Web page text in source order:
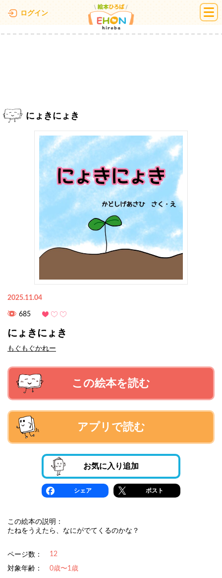
ログイン 絵本ひろば
にょきにょき
2025.11.04
685
にょきにょき
もぐもぐかれー
この絵本を読む
アプリで読む
お気に入り追加
シェア ポスト
この絵本の説明：
たねをうえたら、なにがでてくるのかな？
ページ数： 12
対象年齢：
0歳〜1歳